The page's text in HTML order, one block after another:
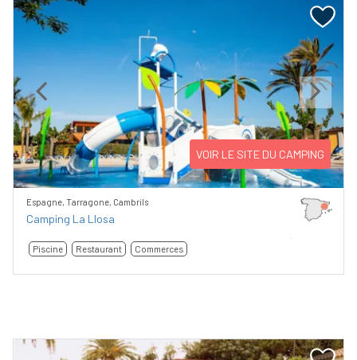
Previous Next
VOIR LE SITE DU CAMPING
Espagne, Tarragone, Cambrils
Camping La Llosa
Piscine Restaurant Commerces